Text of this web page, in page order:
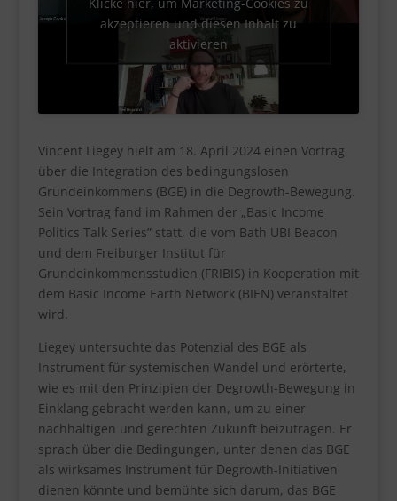
akzeptieren und diesen Inhalt zu
aktivieren
Vincent Liegey hielt am 18. April 2024 einen Vortrag
über die Integration des bedingungslosen
Grundeinkommens (BGE) in die Degrowth-Bewegung.
Sein Vortrag fand im Rahmen der „Basic Income
Politics Talk Series” statt, die vom Bath UBI Beacon
und dem Freiburger Institut für
Grundeinkommensstudien (FRIBIS) in Kooperation mit
dem Basic Income Earth Network (BIEN) veranstaltet
wird.
Liegey untersuchte das Potenzial des BGE als
Instrument für systemischen Wandel und erörterte,
wie es mit den Prinzipien der Degrowth-Bewegung in
Einklang gebracht werden kann, um zu einer
nachhaltigen und gerechten Zukunft beizutragen. Er
sprach über die Bedingungen, unter denen das BGE
als wirksames Instrument für Degrowth-Initiativen
dienen könnte und bemühte sich darum, das BGE